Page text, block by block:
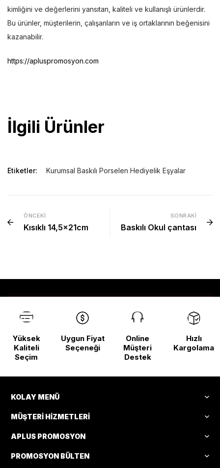
kimliğini ve değerlerini yansıtan, kaliteli ve kullanışlı ürünlerdir.
Bu ürünler, müşterilerin, çalışanların ve iş ortaklarının beğenisini
kazanabilir.
https://apluspromosyon.com
İlgili Ürünler
Etiketler: Kurumsal Baskılı Porselen Hediyelik Eşyalar
ÖNCEKI
Kısıklı 14,5x21cm
SONRAKI
Baskılı Okul çantası
Yüksek
Kaliteli
Seçim
Uygun Fiyat
Seçeneği
Online
Müşteri
Destek
Hızlı
Kargolama
KOLAY MENÜ
MÜŞTERI HIZMETLERI
APLUS PROMOSYON
PROMOSYON BÜLTEN